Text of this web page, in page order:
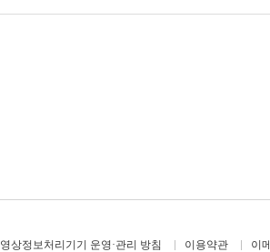
영상정보처리기기 운영·관리 방침 이용약관
이